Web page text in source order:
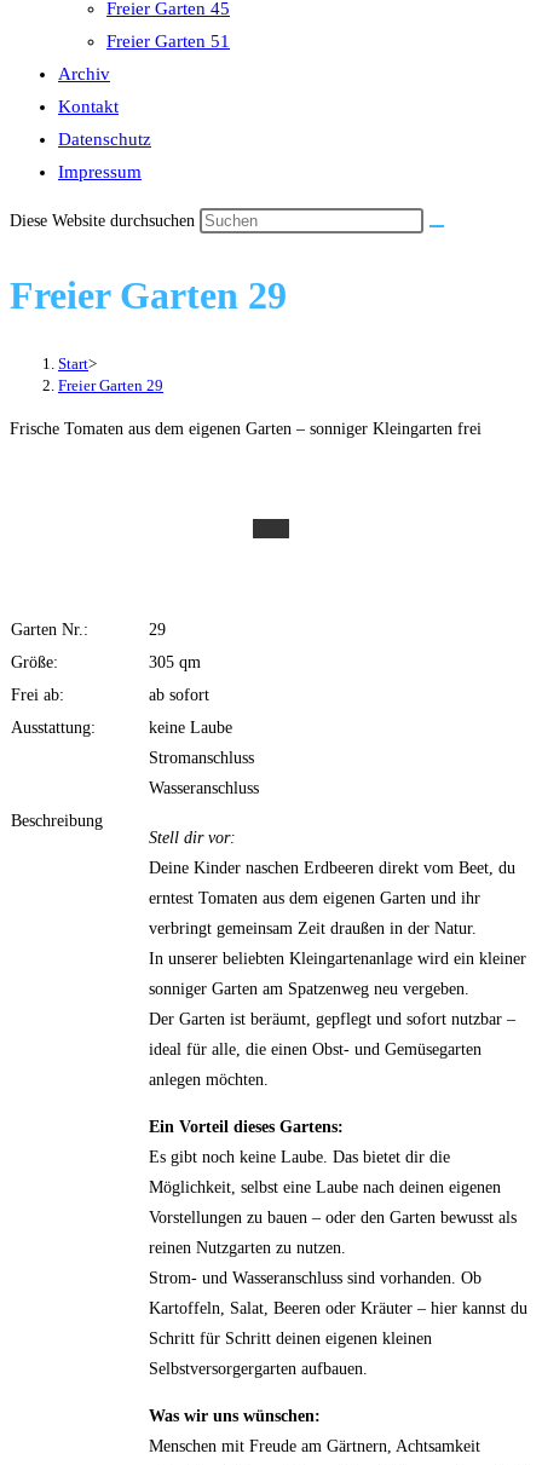
Freier Garten 45
Freier Garten 51
Archiv
Kontakt
Datenschutz
Impressum
Diese Website durchsuchen
Freier Garten 29
Start>
Freier Garten 29
Frische Tomaten aus dem eigenen Garten – sonniger Kleingarten frei
Garten Nr.:
29
Größe:
305 qm
Frei ab:
ab sofort
Ausstattung:
keine Laube
Stromanschluss
Wasseranschluss
Beschreibung
Stell dir vor:
Deine Kinder naschen Erdbeeren direkt vom Beet, du
erntest Tomaten aus dem eigenen Garten und ihr
verbringt gemeinsam Zeit draußen in der Natur.
In unserer beliebten Kleingartenanlage wird ein kleiner
sonniger Garten am Spatzenweg neu vergeben.
Der Garten ist beräumt, gepflegt und sofort nutzbar –
ideal für alle, die einen Obst- und Gemüsegarten
anlegen möchten.
Ein Vorteil dieses Gartens:
Es gibt noch keine Laube. Das bietet dir die
Möglichkeit, selbst eine Laube nach deinen eigenen
Vorstellungen zu bauen – oder den Garten bewusst als
reinen Nutzgarten zu nutzen.
Strom- und Wasseranschluss sind vorhanden. Ob
Kartoffeln, Salat, Beeren oder Kräuter – hier kannst du
Schritt für Schritt deinen eigenen kleinen
Selbstversorgergarten aufbauen.
Was wir uns wünschen:
Menschen mit Freude am Gärtnern, Achtsamkeit